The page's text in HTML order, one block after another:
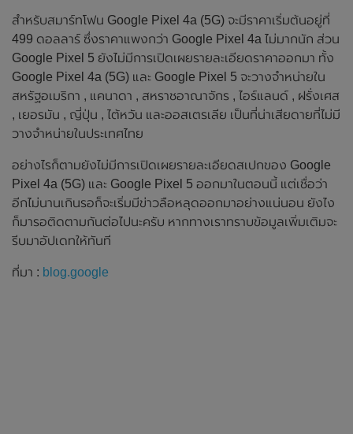
สำหรับสมาร์ทโฟน Google Pixel 4a (5G) จะมีราคาเริ่มต้นอยู่ที่
499 ดอลลาร์ ซึ่งราคาแพงกว่า Google Pixel 4a ไม่มากนัก ส่วน
Google Pixel 5 ยังไม่มีการเปิดเผยรายละเอียดราคาออกมา ทั้ง
Google Pixel 4a (5G) และ Google Pixel 5 จะวางจำหน่ายใน
สหรัฐอเมริกา , แคนาดา , สหราชอาณาจักร , ไอร์แลนด์ , ฝรั่งเศส
, เยอรมัน , ญี่ปุ่น , ไต้หวัน และออสเตรเลีย เป็นที่น่าเสียดายที่ไม่มี
วางจำหน่ายในประเทศไทย
อย่างไรก็ตามยังไม่มีการเปิดเผยรายละเอียดสเปกของ Google
Pixel 4a (5G) และ Google Pixel 5 ออกมาในตอนนี้ แต่เชื่อว่า
อีกไม่นานเกินรอก็จะเริ่มมีข่าวลือหลุดออกมาอย่างแน่นอน ยังไง
ก็มารอติดตามกันต่อไปนะครับ หากทางเราทราบข้อมูลเพิ่มเติมจะ
รีบมาอัปเดทให้ทันที
ที่มา : blog.google